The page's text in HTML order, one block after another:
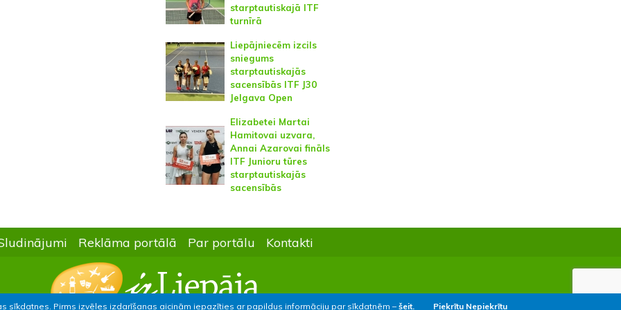
sīkdatnes. Pirms izvēles izdarīšanas aicinām iepazīties ar papildus informāciju par sīkdatnēm – šeit. Piekrītu Nepiekrītu
starptautiskajā ITF
turnīrā
Liepājniecēm izcils
sniegums
starptautiskajās
sacensībās ITF J30
Jelgava Open
Elizabetei Martai
Hamitovai uzvara,
Annai Azarovai fināls
ITF Junioru tūres
starptautiskajās
sacensībās
Reklāma portālā Par portālu Kontakti